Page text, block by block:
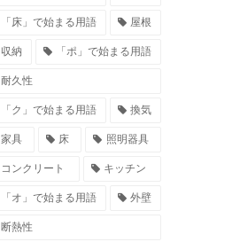
「床」で始まる用語 屋根
収納 「ポ」で始まる用語
耐久性
「ク」で始まる用語 換気
家具 床 照明器具
コンクリート キッチン
「オ」で始まる用語 外壁
断熱性